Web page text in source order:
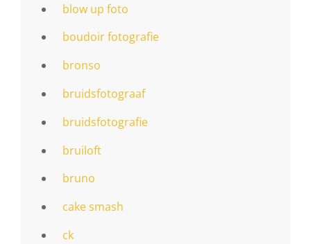
blow up foto
boudoir fotografie
bronso
bruidsfotograaf
bruidsfotografie
bruiloft
bruno
cake smash
ck